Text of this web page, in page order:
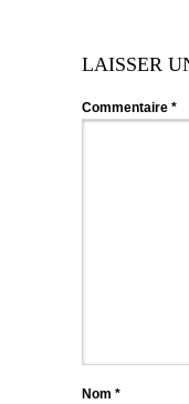
LAISSER
Commentaire *
Nom *